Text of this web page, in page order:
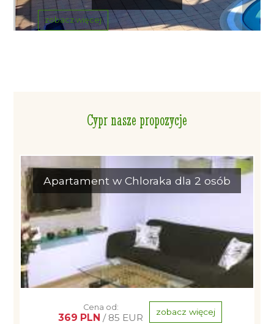
zobacz więcej
Cypr nasze propozycje
Apartament w Chloraka dla 2 osób
Cena od:
369 PLN / 85 EUR zobacz więcej